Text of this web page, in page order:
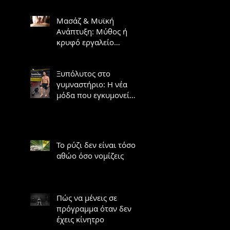
Μασάζ & Μυϊκή
Ανάπτυξη: Μύθος ή
κρυφό εργαλείο
Ξυπόλυτος στο
γυμναστήριο: Η νέα
μόδα που εγκυμονεί
Το ρύζι δεν είναι τόσο
αθώο όσο νομίζεις
Πώς να μένεις σε
πρόγραμμα όταν δεν
έχεις κίνητρο